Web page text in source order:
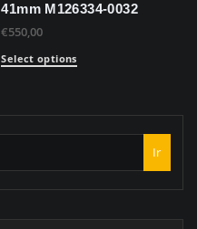
41mm M126334-0032
€550,00
Select options
Ir